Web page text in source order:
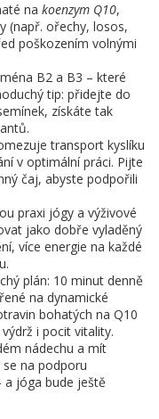
na koenzym Q10,
(např. ořechy, losos,
poškozením volnými
B2 a B3 – které
tip: přidejte do
získáte tak
transport kyslíku
v optimální práci. Pijte
čaj, abyste podpořili
praxi jógy a výživové
jako dobře vyladěný
více energie na každé
plán: 10 minut denně
na dynamické
bohatých na Q10
i pocit vitality.
nádechu a mít
na podporu
a jóga bude ještě